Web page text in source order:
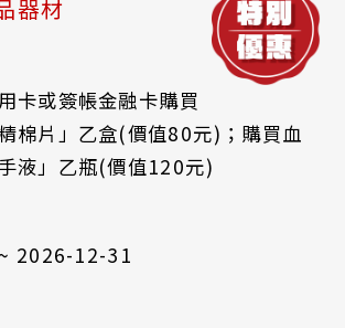
器材
卡或簽帳金融卡購買
棉片」乙盒(價值80元)；購買血
液」乙瓶(價值120元)
2026-12-31